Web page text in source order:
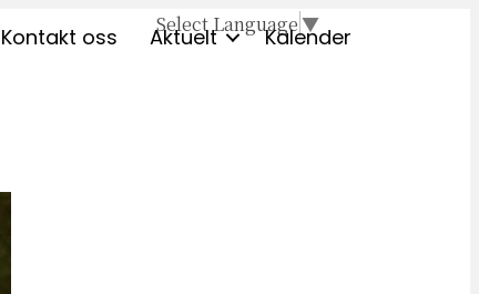
Select Language▼
Kontakt oss Aktuelt
Kalender